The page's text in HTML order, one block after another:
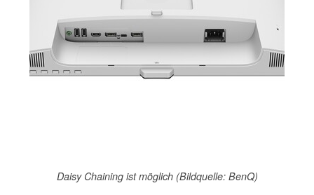
Daisy Chaining ist möglich (Bildquelle: BenQ)